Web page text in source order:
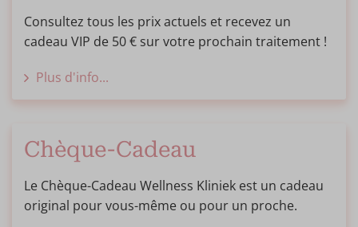
Consultez tous les prix actuels et recevez un
cadeau VIP de 50 € sur votre prochain traitement !
Plus d'info...
Chèque-Cadeau
Le Chèque-Cadeau Wellness Kliniek est un cadeau
original pour vous-même ou pour un proche.